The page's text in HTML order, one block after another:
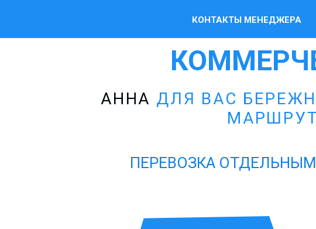
КОНТАКТЫ МЕНЕДЖЕРА
АННА ДЛЯ ВАС
ПЕРЕВОЗКА